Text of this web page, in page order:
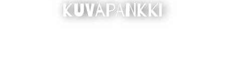
kuvapankki